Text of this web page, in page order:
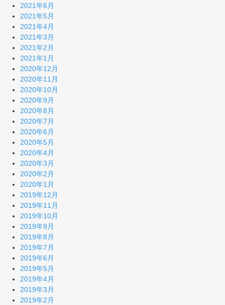
2021年6月
2021年5月
2021年4月
2021年3月
2021年2月
2021年1月
2020年12月
2020年11月
2020年10月
2020年9月
2020年8月
2020年7月
2020年6月
2020年5月
2020年4月
2020年3月
2020年2月
2020年1月
2019年12月
2019年11月
2019年10月
2019年9月
2019年8月
2019年7月
2019年6月
2019年5月
2019年4月
2019年3月
2019年2月